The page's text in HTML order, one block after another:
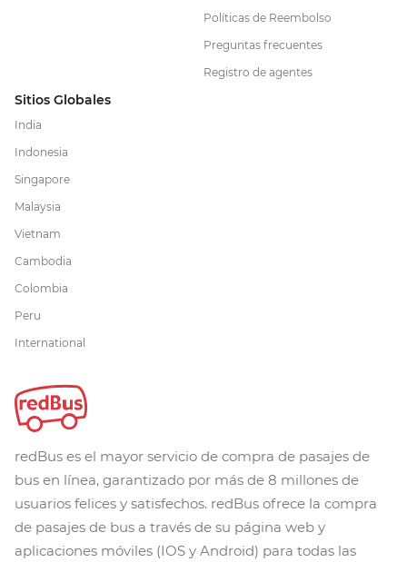
Políticas de Reembolso
Preguntas frecuentes
Registro de agentes
Sitios Globales
India
Indonesia
Singapore
Malaysia
Vietnam
Cambodia
Colombia
Peru
International
redBus es el mayor servicio de compra de pasajes de
bus en línea, garantizado por más de 8 millones de
usuarios felices y satisfechos. redBus ofrece la compra
de pasajes de bus a través de su página web y
aplicaciones móviles (IOS y Android) para todas las